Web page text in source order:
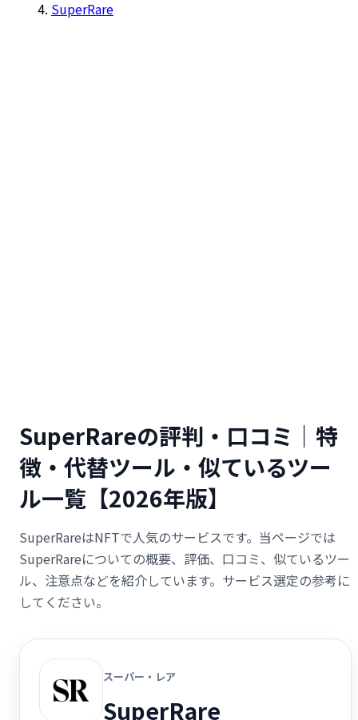
SuperRare
SuperRareの評判・口コミ｜特
徴・代替ツール・似ているツー
ル一覧【2026年版】
SuperRareはNFTで人気のサービスです。当ページでは
SuperRareについての概要、評価、口コミ、似ているツー
ル、注意点などを紹介しています。サービス選定の参考に
してください。
スーパー・レア
SuperRare